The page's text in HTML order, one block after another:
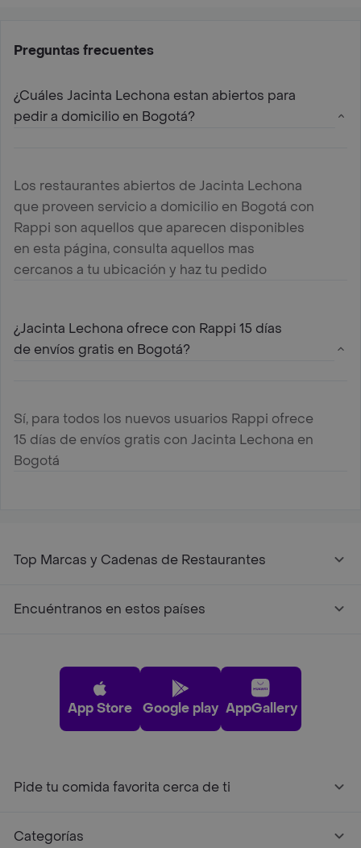
Preguntas frecuentes
¿Cuáles Jacinta Lechona estan abiertos para
pedir a domicilio en Bogotá?
Los restaurantes abiertos de Jacinta Lechona
que proveen servicio a domicilio en Bogotá con
Rappi son aquellos que aparecen disponibles
en esta página, consulta aquellos mas
cercanos a tu ubicación y haz tu pedido
¿Jacinta Lechona ofrece con Rappi 15 días
de envíos gratis en Bogotá?
Sí, para todos los nuevos usuarios Rappi ofrece
15 días de envíos gratis con Jacinta Lechona en
Bogotá
Top Marcas y Cadenas de Restaurantes
Encuéntranos en estos países
App Store Google play AppGallery
Pide tu comida favorita cerca de ti
Categorías